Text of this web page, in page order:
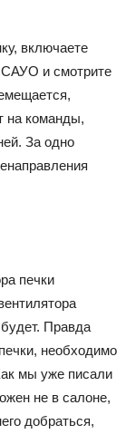
включаете
САУО и смотрите
на команды,
За одно
печки
Правда
необходимо
мы уже писали
не в салоне,
добраться,